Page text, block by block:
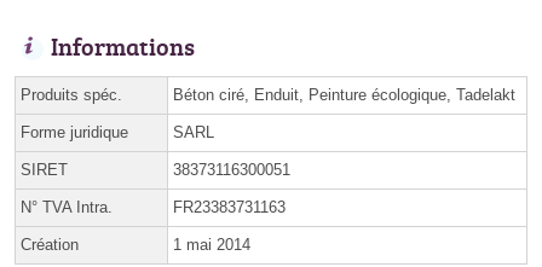
Informations
Produits spéc. Béton ciré, Enduit, Peinture écologique, Tadelakt
Forme juridique SARL
SIRET 38373116300051
N° TVA Intra. FR23383731163
Création 1 mai 2014